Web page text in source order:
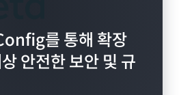
를 통해 확장
안전한 보안 및 규